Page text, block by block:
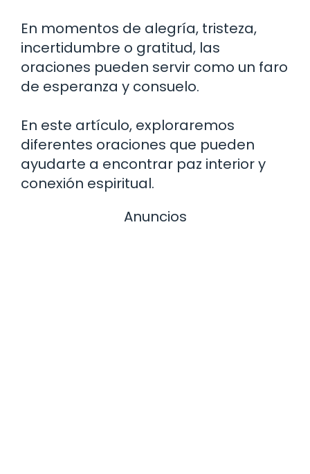
En momentos de alegría, tristeza,
incertidumbre o gratitud, las
oraciones pueden servir como un faro
de esperanza y consuelo.
En este artículo, exploraremos
diferentes oraciones que pueden
ayudarte a encontrar paz interior y
conexión espiritual.
Anuncios